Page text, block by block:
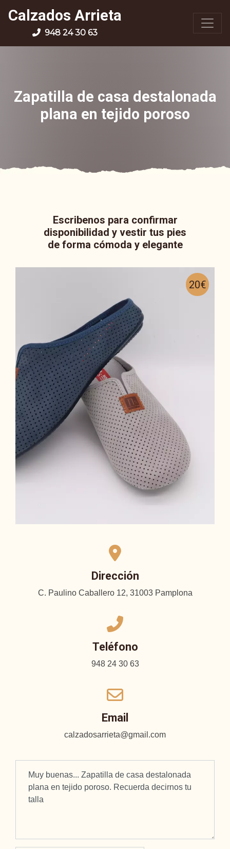
Calzados Arrieta
948 24 30 63
Zapatilla de casa destalonada
plana en tejido poroso
Escribenos para confirmar
disponibilidad y vestir tus pies
de forma cómoda y elegante
20€
Dirección
C. Paulino Caballero 12, 31003 Pamplona
Teléfono
948 24 30 63
Email
calzadosarrieta@gmail.com